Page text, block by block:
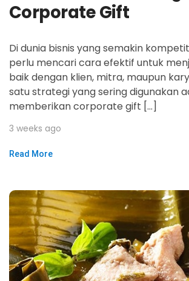
Corporate Gift
Di dunia bisnis yang semakin
perlu mencari cara efektif untuk
baik dengan klien, mitra, maupun
satu strategi yang sering digunakan
memberikan corporate gift […]
3 weeks ago
Read More